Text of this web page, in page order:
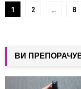
Навигација
написи
1 2 … 8
ВИ